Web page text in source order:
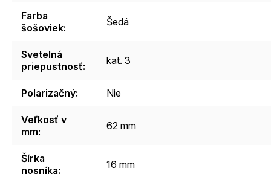
Farba
šošoviek: Šedá
Svetelná
priepustnosť: kat. 3
Polarizačný: Nie
Veľkosť v
mm: 62 mm
Šírka
nosníka: 16 mm